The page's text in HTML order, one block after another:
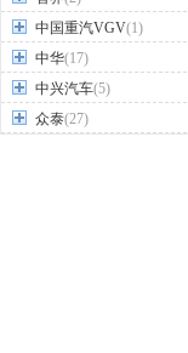
中国重汽VGV(1)
中华(17)
中兴汽车(5)
众泰(27)